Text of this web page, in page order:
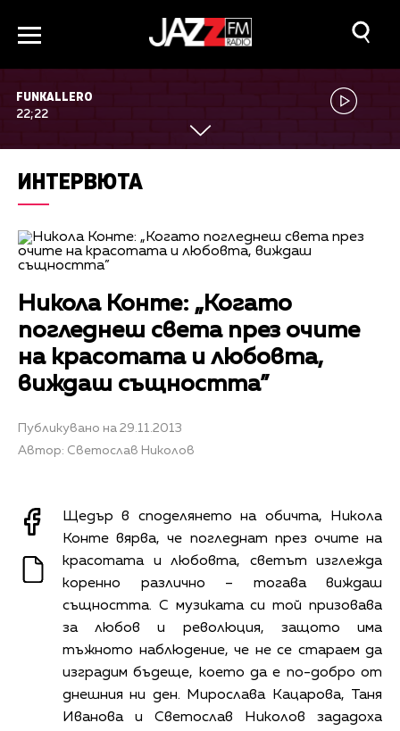
FUNKALLERO
22;22
ИНТЕРВЮТА
Никола Конте: „Когато
погледнеш света през очите
на красотата и любовта,
виждаш същността”
Публикувано на 29.11.2013
Автор: Светослав Николов
Щедър в споделянето на обичта, Никола
Конте вярва, че погледнат през очите на
красотата и любовта, светът изглежда
коренно различно – тогава виждаш
същността. С музиката си той призовава
за любов и революция, защото има
тъжното наблюдение, че не се стараем да
изградим бъдеще, което да е по-добро от
днешния ни ден. Мирослава Кацарова, Таня
Иванова и Светослав Николов зададоха